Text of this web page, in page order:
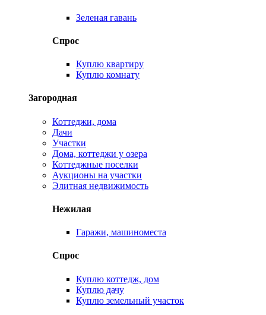
Зеленая гавань
Спрос
Куплю квартиру
Куплю комнату
Загородная
Коттеджи, дома
Дачи
Участки
Дома, коттеджи у озера
Коттеджные поселки
Аукционы на участки
Элитная недвижимость
Нежилая
Гаражи, машиноместа
Спрос
Куплю коттедж, дом
Куплю дачу
Куплю земельный участок